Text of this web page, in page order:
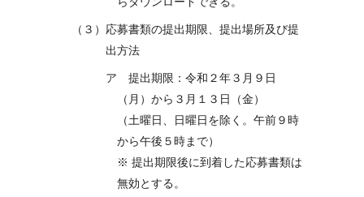
（３）応募書類の提出期限、提出場所及び提
出方法
ア 提出期限：令和２年３月９日
（月）から３月１３日（金）
（土曜日、日曜日を除く。午前９時
から午後５時まで）
※ 提出期限後に到着した応募書類は
無効とする。